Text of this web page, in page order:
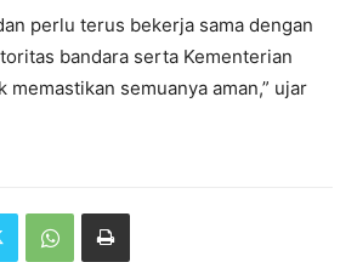
perlu terus bekerja sama dengan
bandara serta Kementerian
memastikan semuanya aman,” ujar